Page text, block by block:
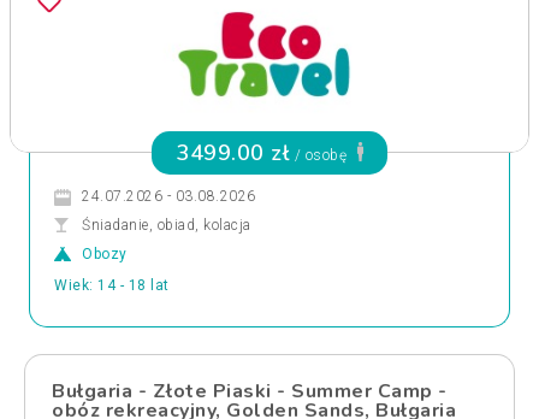
3499.00 zł / osobę
24.07.2026 - 03.08.2026
Śniadanie, obiad, kolacja
Obozy
Wiek: 14 - 18 lat
Bułgaria - Złote Piaski - Summer Camp -
obóz rekreacyjny, Golden Sands, Bułgaria